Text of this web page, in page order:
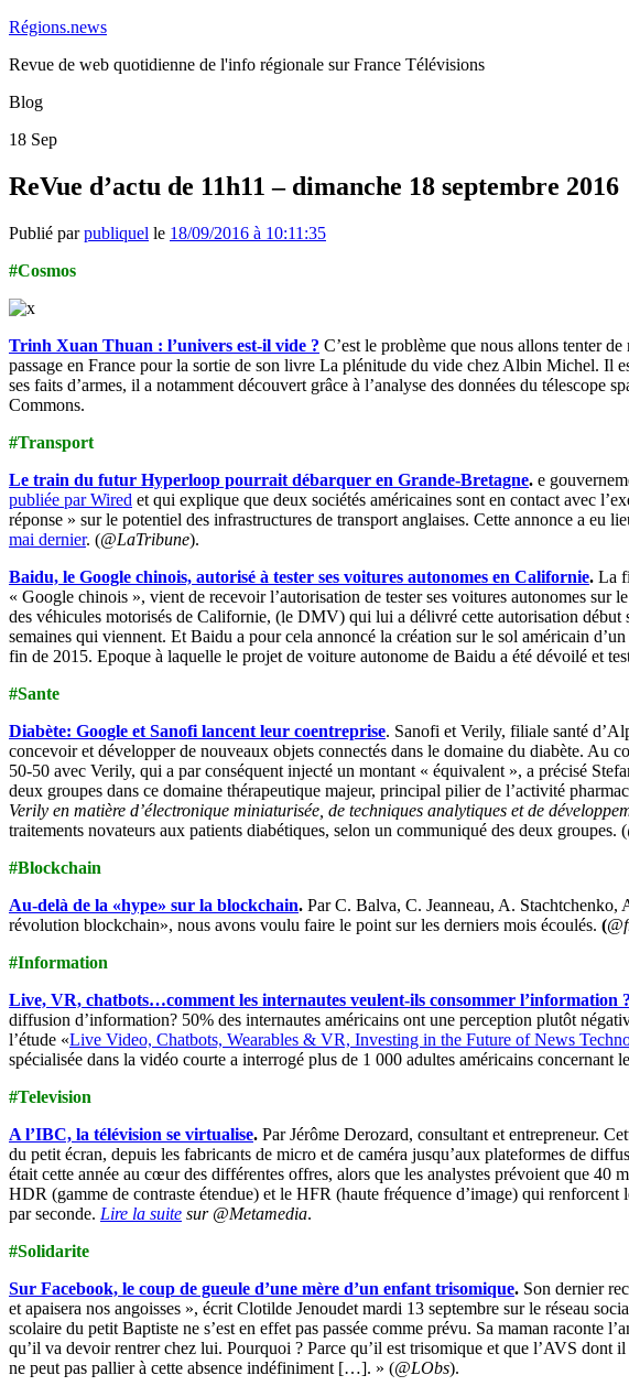
Régions.news
Revue de web quotidienne de l'info régionale sur France Télévisions
Blog
18 Sep
ReVue d’actu de 11h11 – dimanche 18 septembre 2016
Publié parpubliquel le 18/09/2016 à 10:11:35
#Cosmos
Trinh Xuan Thuan : l’univers est-il vide ? C’est le problème que nous allons tenter
passage en France pour la sortie de son livre La plénitude du vide chez Albin Michel. Il
ses faits d’armes, il a notamment découvert grâce à l’analyse des données du
Commons.
#Transport
Le train du futur Hyperloop pourrait débarquer en Grande-Bretagne. e
publiée par Wired et qui explique que deux sociétés américaines sont en contact avec
réponse » sur le potentiel des infrastructures de transport anglaises. Cette annonce a eu
mai dernier. (@LaTribune).
Baidu, le Google chinois, autorisé à tester ses voitures autonomes en Californie. La
« Google chinois », vient de recevoir l’autorisation de tester ses voitures autonomes sur
des véhicules motorisés de Californie, (le DMV) qui lui a délivré cette autorisation
semaines qui viennent. Et Baidu a pour cela annoncé la création sur le sol américain
fin de 2015. Epoque à laquelle le projet de voiture autonome de Baidu a été dévoilé et
#Sante
Diabète: Google et Sanofi lancent leur coentreprise. Sanofi et Verily, filiale santé
concevoir et développer de nouveaux objets connectés dans le domaine du diabète. Au
50-50 avec Verily, qui a par conséquent injecté un montant « équivalent », a précisé
deux groupes dans ce domaine thérapeutique majeur, principal pilier de l’activité
Verily en matière d’électronique miniaturisée, de techniques analytiques et de
traitements novateurs aux patients diabétiques, selon un communiqué des deux groupes. (
#Blockchain
Au-delà de la «hype» sur la blockchain. Par C. Balva, C. Jeanneau, A. Stachtchenko,
révolution blockchain», nous avons voulu faire le point sur les derniers mois écoulés. (
#Information
Live, VR, chatbots…comment les internautes veulent-ils consommer l’information ?
diffusion d’information? 50% des internautes américains ont une perception plutôt
l’étude «Live Video, Chatbots, Wearables & VR, Investing in the Future of News
spécialisée dans la vidéo courte a interrogé plus de 1 000 adultes américains concernant
#Television
A l’IBC, la télévision se virtualise. Par Jérôme Derozard, consultant et entrepreneur.
du petit écran, depuis les fabricants de micro et de caméra jusqu’aux plateformes de
était cette année au cœur des différentes offres, alors que les analystes prévoient que
HDR (gamme de contraste étendue) et le HFR (haute fréquence d’image) qui
par seconde. Lire la suite sur @Metamedia.
#Solidarite
Sur Facebook, le coup de gueule d’une mère d’un enfant trisomique. Son dernier
et apaisera nos angoisses », écrit Clotilde Jenoudet mardi 13 septembre sur le réseau
scolaire du petit Baptiste ne s’est en effet pas passée comme prévu. Sa maman raconte
qu’il va devoir rentrer chez lui. Pourquoi ? Parce qu’il est trisomique et que l’AVS
ne peut pas pallier à cette absence indéfiniment […]. » (@LObs).